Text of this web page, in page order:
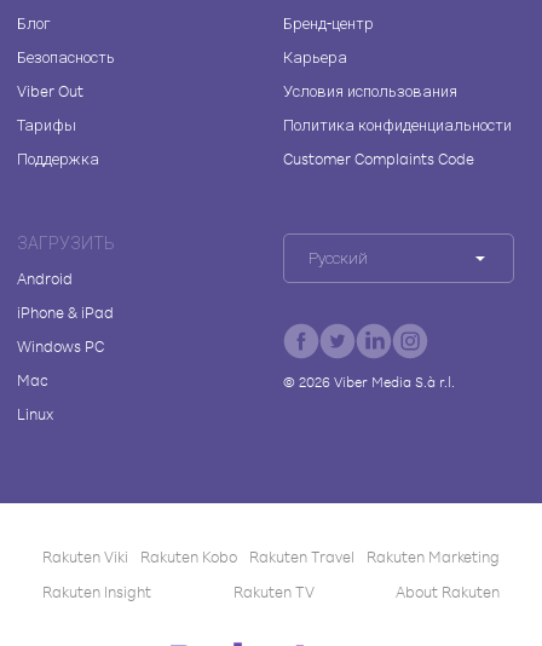
Блог
Безопасность
Viber Out
Тарифы
Поддержка
Бренд-центр
Карьера
Условия использования
Политика конфиденциальности
Customer Complaints Code
ЗАГРУЗИТЬ
Android
iPhone & iPad
Windows PC
Mac
Linux
Русский
© 2026Viber Media S.à r.l.
Rakuten Viki Rakuten Kobo Rakuten Travel
Rakuten Marketing
Rakuten Insight
Rakuten TV About Rakuten